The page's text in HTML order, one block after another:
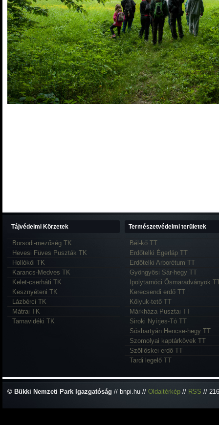
Tájvédelmi Körzetek
Borsodi-mezőség TK
Hevesi Füves Puszták TK
Hollókői TK
Karancs-Medves TK
Kelet-cserháti TK
Kesznyéteni TK
Lázbérci TK
Mátrai TK
Tarnavidéki TK
Természetvédelmi területek
Bél-kő TT
Erdőtelki Égerláp TT
Erdőtelki Arborétum TT
Gyöngyösi Sár-hegy TT
Ipolytarnóci Ősmaradványok
Kerecsendi erdő TT
Kőlyuk-tető TT
Márkháza Pusztai TT
Siroki Nyírjes-Tó TT
Sóshartyán Hencse-hegy TT
Szomolyai kaptárkövek TT
Szőllőskei erdő TT
Tardi legelő TT
© Bükki Nemzeti Park Igazgatóság // bnpi.hu // Oldaltérkép // RSS //